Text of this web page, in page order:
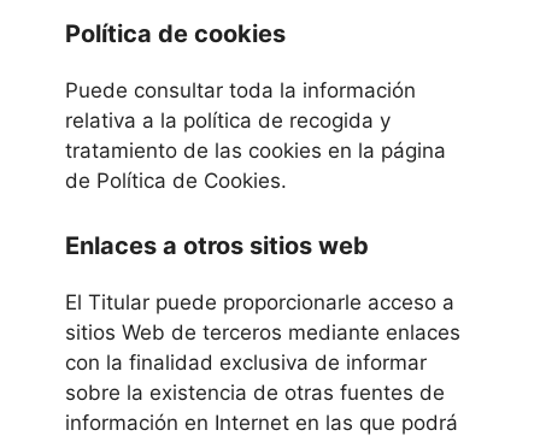
Política de cookies
Puede consultar toda la información
relativa a la política de recogida y
tratamiento de las cookies en la página
de Política de Cookies.
Enlaces a otros sitios web
El Titular puede proporcionarle acceso a
sitios Web de terceros mediante enlaces
con la finalidad exclusiva de informar
sobre la existencia de otras fuentes de
información en Internet en las que podrá